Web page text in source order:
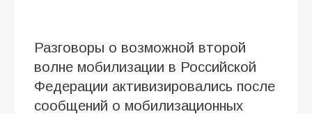
Разговоры о возможной второй
волне мобилизации в Российской
Федерации активизировались после
сообщений о мобилизационных